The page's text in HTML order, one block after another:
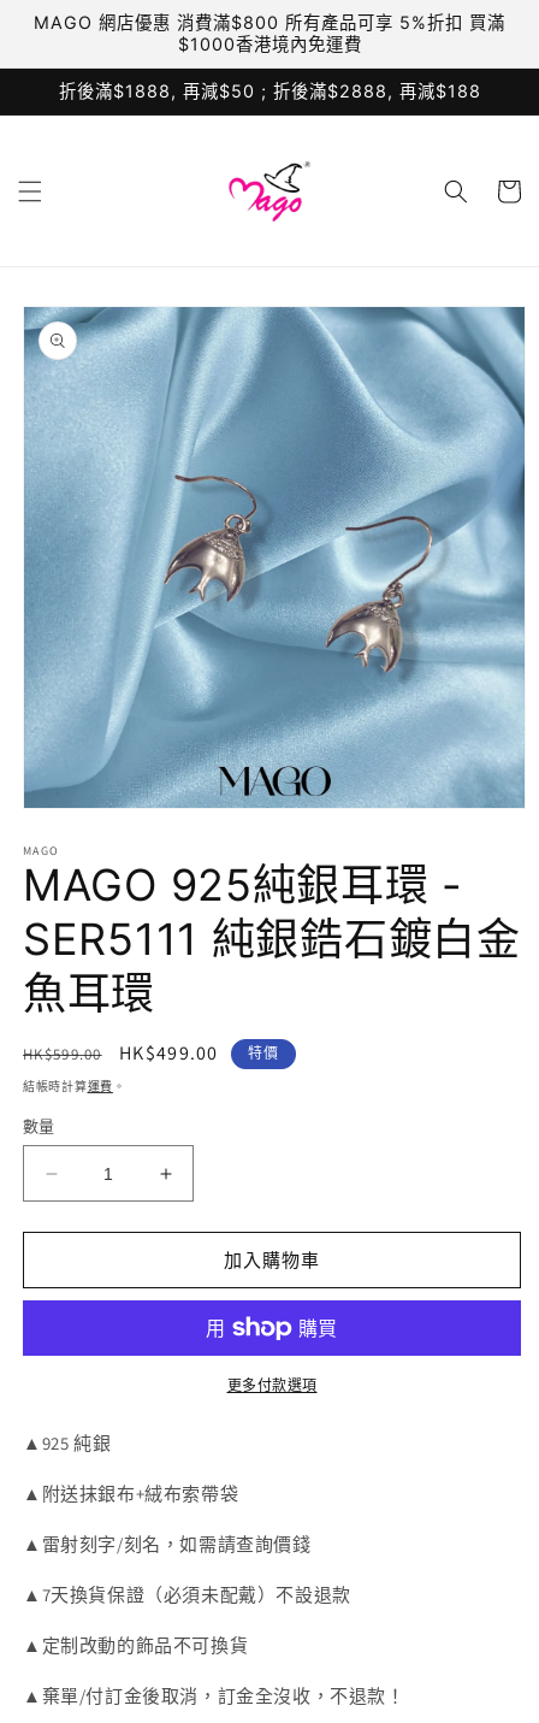
跳至內
MAGO 網店優惠 消費滿$800 所有產品可享 5%折扣 買滿
$1000香港境內免運費
折後滿$1888, 再減$50 ; 折後滿$2888, 再減$188
物
略過產
品資訊
互
動
視
中
開
啟
多
體
案
MAGO
MAGO 925純銀耳環 -
SER5111 純銀鋯石鍍白金
魚耳環
定
價
HK$599.00
售
價
HK$499.00 特價
結帳時計算運費 。
數量
MAGO
925
純
耳
-
銀
鋯
石
鍍
金
魚
環
MAGO
925
純
耳
-
SER5111
鋯
石
鍍
金
魚
環
加入購物車
更多付款選項
▲925 純銀
▲附送抹銀布+絨布索帶袋
▲雷射刻字/刻名，如需請查詢價錢
▲7天換貨保證（必須未配戴）不設退款
▲定制改動的飾品不可換貨
▲棄單/付訂金後取消，訂金全沒收，不退款！